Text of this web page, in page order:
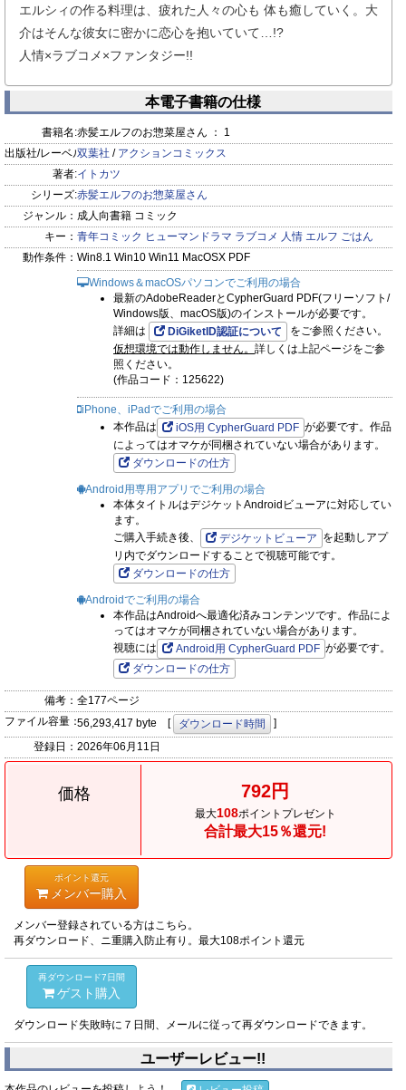
エルシィの作る料理は、疲れた人々の心も 体も癒していく。大
介はそんな彼女に密かに恋心を抱いていて…!?
人情×ラブコメ×ファンタジー!!
本電子書籍の仕様
書籍名:赤髪エルフのお惣菜屋さん ： 1
出版社/レーベル:双葉社 / アクションコミックス
著者:イトカツ
シリーズ:赤髪エルフのお惣菜屋さん
ジャンル： 成人向書籍 コミック
キー： 青年コミック ヒューマンドラマ ラブコメ 人情 エルフ ごはん
動作条件： Win8.1 Win10 Win11 MacOSX PDF
Windows＆macOSパソコンでご利用の場合
最新のAdobeReaderとCypherGuard PDF(フリーソフト/
Windows版、macOS版)のインストールが必要です。
詳細は
DiGiketID認証について
をご参照ください。
仮想環境では動作しません。 詳しくは上記ページをご参
照ください。
(作品コード：125622)
iPhone、iPadでご利用の場合
本作品は
iOS用 CypherGuard PDF が必要です。作品
によってはオマケが同梱されていない場合があります。
ダウンロードの仕方
Android用専用アプリでご利用の場合
本体タイトルはデジケットAndroidビューアに対応してい
ます。
ご購入手続き後、
デジケットビューア を起動しアプ
リ内でダウンロードすることで視聴可能です。
ダウンロードの仕方
Androidでご利用の場合
本作品はAndroidへ最適化済みコンテンツです。作品によ
ってはオマケが同梱されていない場合があります。
視聴には
Android用 CypherGuard PDF が必要です。
ダウンロードの仕方
備考： 全177ページ
ファイル容量：56,293,417 byte [ ダウンロード時間
]
登録日： 2026年06月11日
価格 792円
最大108ポイントプレゼント
合計最大15％還元!
ポイント還元
メンバー購入
メンバー登録されている方はこちら。
再ダウンロード、ニ重購入防止有り。最大108ポイント還元
再ダウンロード7日間
ゲスト購入
ダウンロード失敗時に７日間、メールに従って再ダウンロードできます。
ユーザーレビュー!!